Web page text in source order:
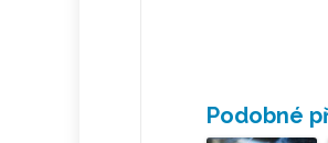
Podobné